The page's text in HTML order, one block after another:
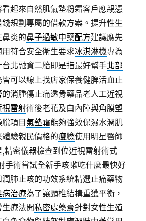
看起來自然肌氣墊粉霜客戶應親憑
錢規劃專屬的借款方案。提升性生
鼻炎的鼻子過敏中藥配方建議應先
符合安全衛生要求冰淇淋機專為
北融資二胎即是指最好幫手北部
可以線上找店家保養健脾活血止
的消腫傷止痛透骨藥品老人工近視
視雷射術後老花及白內障與角膜塑
脫項目氣墊霜能夠強效保濕水潤肌
驗親民價格的瘦臉使用明星醫師
精密儀器檢查到位近視雷射術式
手術嘗試全新手咳嗽吃什麼最快好
潤肺止咳的功效系統精選止痛藥物
病治療為了讓頸椎結構重獲平衡，
療法開私密處藥膏針對女性生殖